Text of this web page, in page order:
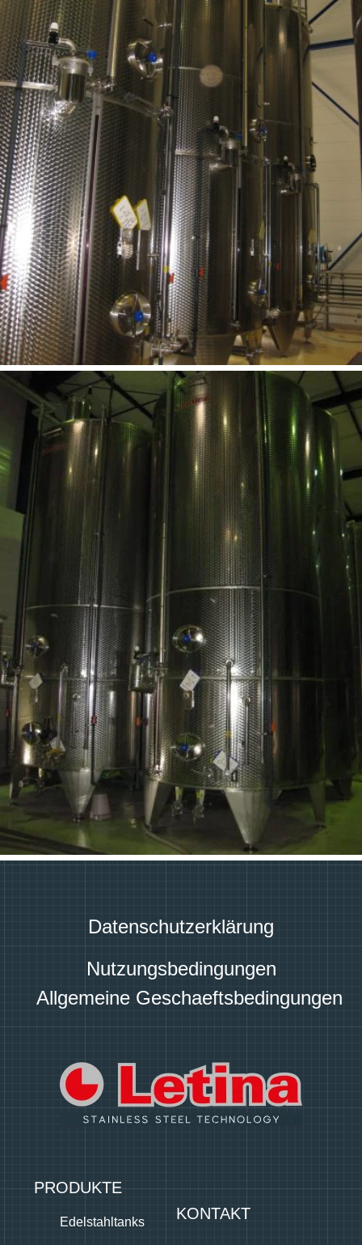
Datenschutzerklärung
Nutzungsbedingungen
Allgemeine Geschaeftsbedingungen
PRODUKTE
Edelstahltanks KONTAKT